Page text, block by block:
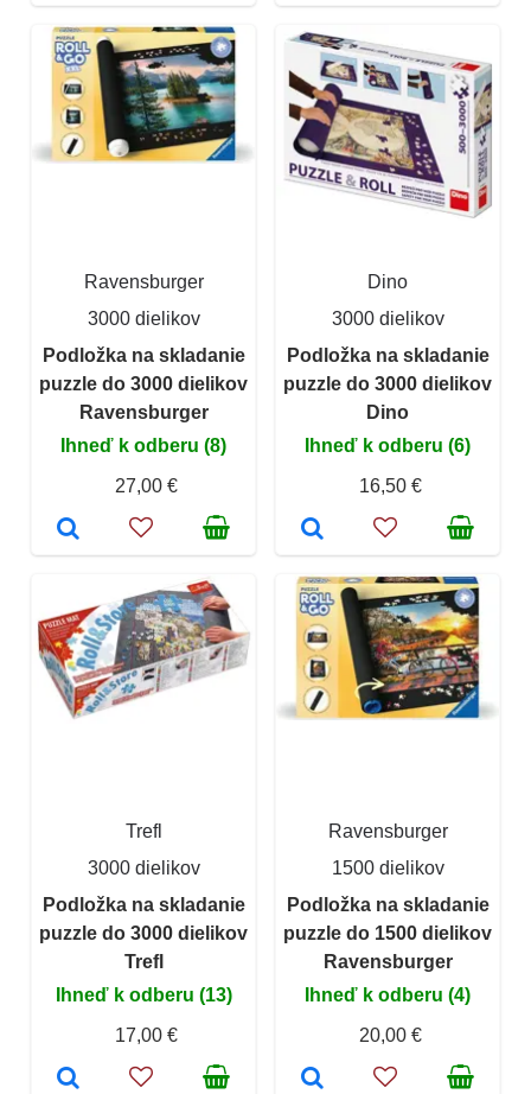
Ravensburger
3000 dielikov
Podložka na skladanie
puzzle do 3000 dielikov
Ravensburger
Ihneď k odberu (8)
27,00 €
Dino
3000 dielikov
Podložka na skladanie
puzzle do 3000 dielikov
Dino
Ihneď k odberu (6)
16,50 €
Trefl
3000 dielikov
Podložka na skladanie
puzzle do 3000 dielikov
Trefl
Ihneď k odberu (13)
17,00 €
Ravensburger
1500 dielikov
Podložka na skladanie
puzzle do 1500 dielikov
Ravensburger
Ihneď k odberu (4)
20,00 €